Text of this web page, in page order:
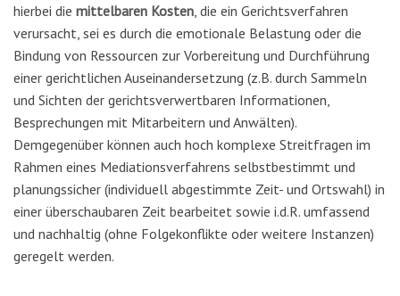
hierbei die mittelbaren Kosten, die ein Gerichtsverfahren
verursacht, sei es durch die emotionale Belastung oder die
Bindung von Ressourcen zur Vorbereitung und Durchführung
einer gerichtlichen Auseinandersetzung (z.B. durch Sammeln
und Sichten der gerichtsverwertbaren Informationen,
Besprechungen mit Mitarbeitern und Anwälten).
Demgegenüber können auch hoch komplexe Streitfragen im
Rahmen eines Mediationsverfahrens selbstbestimmt und
planungssicher (individuell abgestimmte Zeit- und Ortswahl) in
einer überschaubaren Zeit bearbeitet sowie i.d.R. umfassend
und nachhaltig (ohne Folgekonflikte oder weitere Instanzen)
geregelt werden.